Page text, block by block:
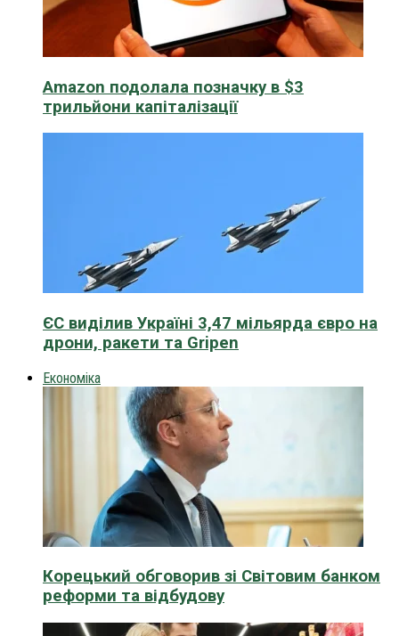
Amazon подолала позначку в $3
трильйони капіталізації
ЄС виділив Україні 3,47 мільярда євро на
дрони, ракети та Gripen
Економіка
Корецький обговорив зі Світовим банком
реформи та відбудову